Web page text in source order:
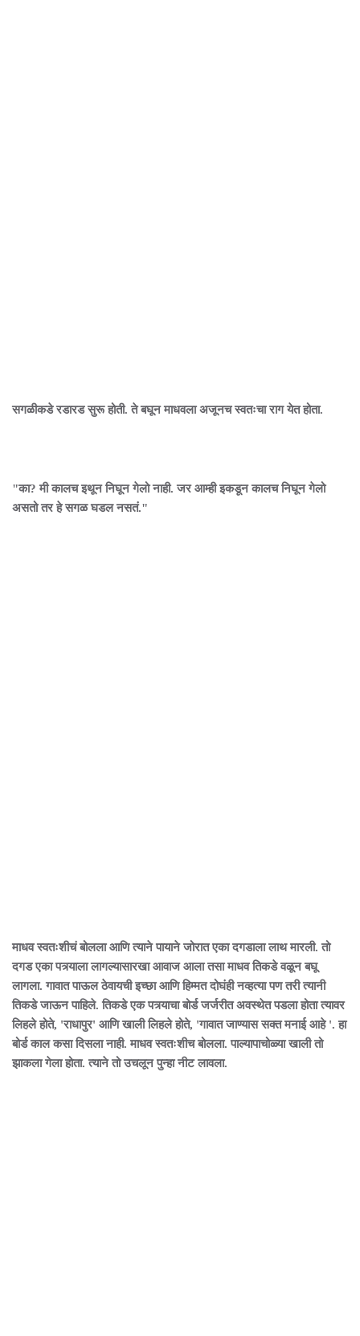
सगळीकडे रडारड सुरू होती. ते बघून माधवला अजूनच स्वतःचा राग येत होता.
"का? मी कालच इथून निघून गेलो नाही. जर आम्ही इकडून कालच निघून गेलो
असतो तर हे सगळ घडल नसतं."
माधव स्वतःशीचं बोलला आणि त्याने पायाने जोरात एका दगडाला लाथ मारली. तो
दगड एका पत्र्याला लागल्यासारखा आवाज आला तसा माधव तिकडे वळून बघू
लागला. गावात पाऊल ठेवायची इच्छा आणि हिम्मत दोघंही नव्हत्या पण तरी त्यानी
तिकडे जाऊन पाहिले. तिकडे एक पत्र्याचा बोर्ड जर्जरीत अवस्थेत पडला होता त्यावर
लिहले होते, 'राधापुर' आणि खाली लिहले होते, 'गावात जाण्यास सक्त मनाई आहे '. हा
बोर्ड काल कसा दिसला नाही. माधव स्वतःशीच बोलला. पाल्यापाचोळ्या खाली तो
झाकला गेला होता. त्याने तो उचलून पुन्हा नीट लावला.